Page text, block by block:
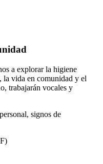
a explorar la higiene
la vida en comunidad y el
trabajarán vocales y
signos de